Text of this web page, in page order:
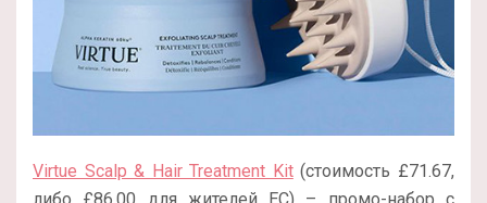
Virtue Scalp & Hair Treatment Kit(стоимость £71.67,